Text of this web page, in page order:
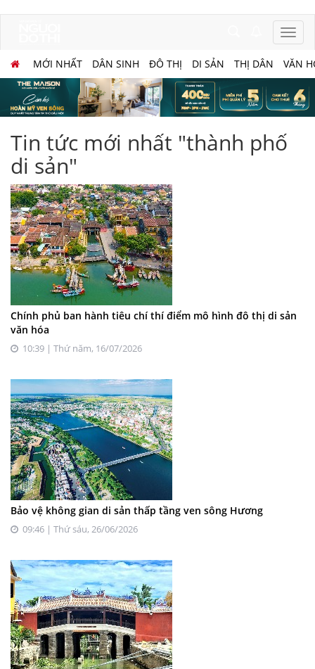
MỚI NHẤT DÂN SINH ĐÔ THỊ DI SẢN THỊ DÂN VĂN
Tin tức mới nhất "thành phố
di sản"
Chính phủ ban hành tiêu chí thí điểm mô hình đô thị di sản
văn hóa
10:39 | Thứ năm, 16/07/2026
Bảo vệ không gian di sản thấp tầng ven sông Hương
09:46 | Thứ sáu, 26/06/2026